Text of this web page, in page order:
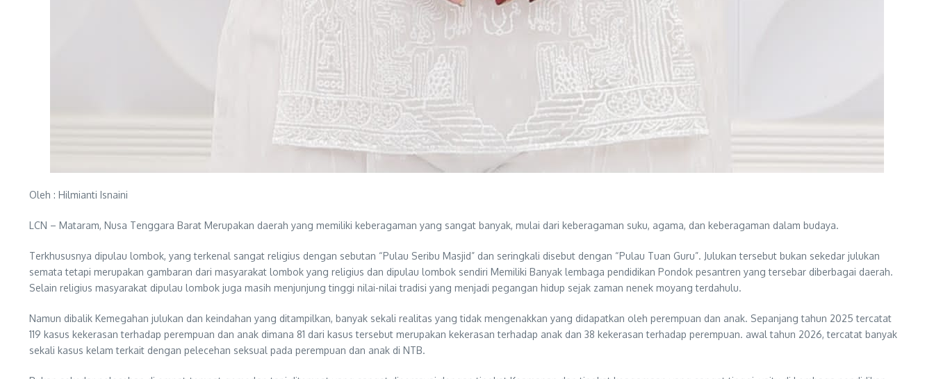
Oleh : Hilmianti Isnaini
LCN – Mataram, Nusa Tenggara Barat Merupakan daerah yang memiliki keberagaman yang sangat banyak, mulai dari keberagaman suku, agama, dan keberagaman dalam budaya.
Terkhususnya dipulau lombok, yang terkenal sangat religius dengan sebutan “Pulau Seribu Masjid” dan seringkali disebut dengan “Pulau Tuan Guru”. Julukan tersebut bukan sekedar julukan
semata tetapi merupakan gambaran dari masyarakat lombok yang religius dan dipulau lombok sendiri Memiliki Banyak lembaga pendidikan Pondok pesantren yang tersebar diberbagai daerah.
Selain religius masyarakat dipulau lombok juga masih menjunjung tinggi nilai-nilai tradisi yang menjadi pegangan hidup sejak zaman nenek moyang terdahulu.
Namun dibalik Kemegahan julukan dan keindahan yang ditampilkan, banyak sekali realitas yang tidak mengenakkan yang didapatkan oleh perempuan dan anak. Sepanjang tahun 2025 tercatat
119 kasus kekerasan terhadap perempuan dan anak dimana 81 dari kasus tersebut merupakan kekerasan terhadap anak dan 38 kekerasan terhadap perempuan. awal tahun 2026, tercatat banyak
sekali kasus kelam terkait dengan pelecehan seksual pada perempuan dan anak di NTB.